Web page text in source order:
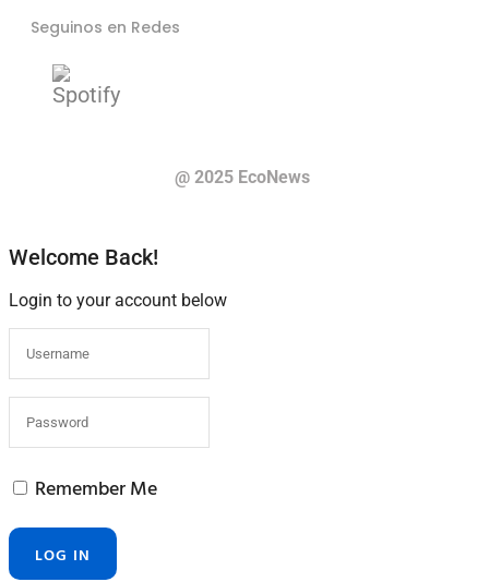
Seguinos en Redes
@ 2025 EcoNews
Welcome Back!
Login to your account below
Remember Me